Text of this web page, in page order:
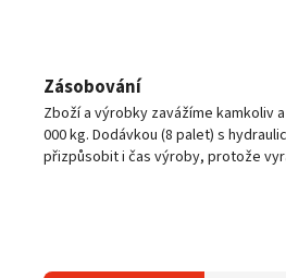
Zásobování
Zboží a výrobky zavážíme kamkoliv
000 kg. Dodávkou (8 palet) s
přizpůsobit i čas výroby, protože